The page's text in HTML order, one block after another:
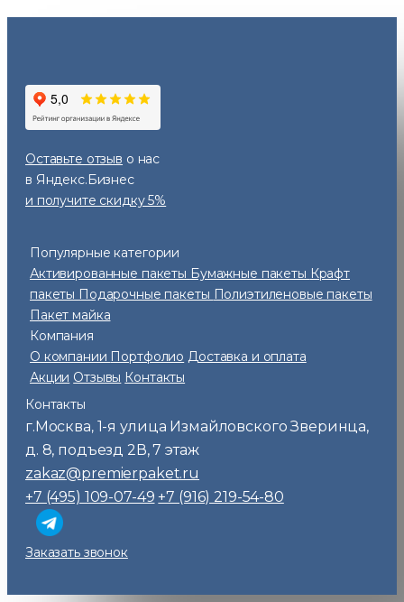
Оставьте отзыв о нас
в Яндекс.Бизнес
и получите скидку 5%
Популярные категории
Активированные пакеты Бумажные пакеты Крафт
пакеты Подарочные пакеты Полиэтиленовые пакеты
Пакет майка
Компания
О компании Портфолио Доставка и оплата
Акции Отзывы Контакты
Контакты
г.Москва, 1-я улица Измайловского Зверинца,
д. 8, подъезд 2В, 7 этаж
zakaz@premierpaket.ru
+7 (495) 109-07-49 +7 (916) 219-54-80
Заказать звонок